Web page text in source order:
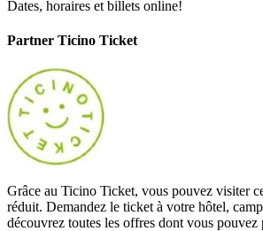
Dates, horaires et billets online!
Partner Ticino Ticket
Grâce au Ticino Ticket, vous pouvez visiter
réduit. Demandez le ticket à votre hôtel,
découvrez toutes les offres dont vous pouvez